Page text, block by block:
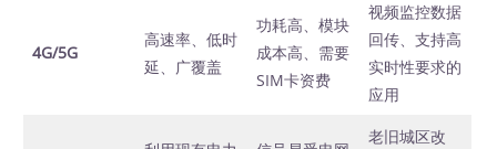
4G/5G
高速率、低时
延、广覆盖
功耗高、模块
成本高、需要
SIM卡资费
视频监控数据
回传、支持高
实时性要求的
应用
老旧城区改